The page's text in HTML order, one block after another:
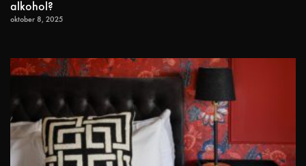
alkohol?
oktober 8, 2025